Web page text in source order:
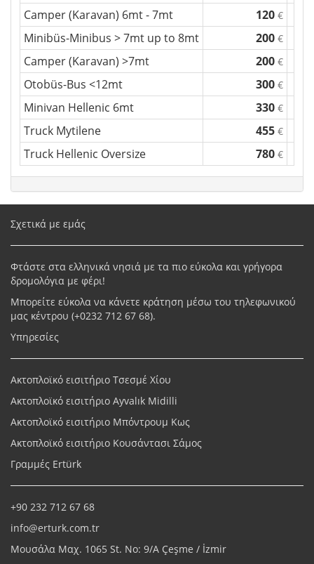
Camper (Karavan) 6mt - 7mt 120 €
Minibüs-Minibus > 7mt up to 8mt 200 €
Camper (Karavan) >7mt 200 €
Otobüs-Bus <12mt 300 €
Minivan Hellenic 6mt 330 €
Truck Mytilene 455 €
Truck Hellenic Oversize 780 €
Σχετικά με εμάς
Φτάστε στα ελληνικά νησιά με τα πιο εύκολα και γρήγορα
δρομολόγια με φέρι!
Μπορείτε εύκολα να κάνετε κράτηση μέσω του τηλεφωνικού
μας κέντρου (+0232 712 67 68).
Υπηρεσίες
Ακτοπλοϊκό εισιτήριο Τσεσμέ Χίου
Ακτοπλοϊκό εισιτήριο Ayvalık Midilli
Ακτοπλοϊκό εισιτήριο Μπόντρουμ Κως
Ακτοπλοϊκό εισιτήριο Κουσάντασι Σάμος
Γραμμές Ertürk
+90 232 712 67 68
info@erturk.com.tr
Μουσάλα Μαχ. 1065 St. No: 9/A Çeşme / İzmir